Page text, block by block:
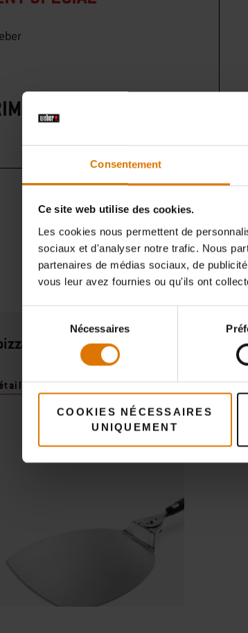
Consentement
Ce site web utilise des cookies.
Les cookies nous permettent de
sociaux et d'analyser notre trafic. Nous
partenaires de médias sociaux, de
vous leur avez fournies ou qu'ils ont
consentement
Nécessaires
COOKIES NÉCESSAIRES
UNIQUEMENT
LA LISTE